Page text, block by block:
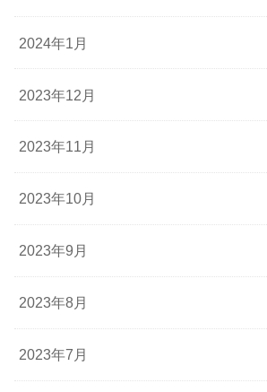
2024年1月
2023年12月
2023年11月
2023年10月
2023年9月
2023年8月
2023年7月